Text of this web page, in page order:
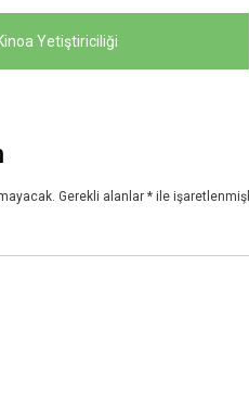
Yetiştiriciliği
Gerekli alanlar * ile